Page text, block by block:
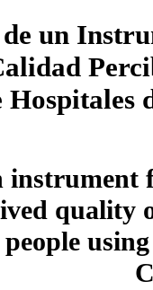
un
Hospitales
instrument
quality